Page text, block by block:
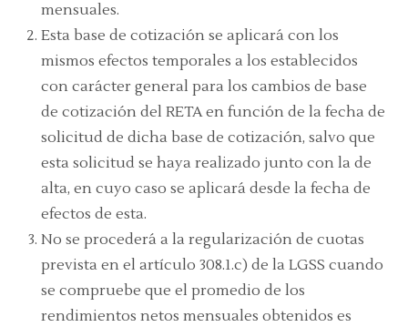
mensuales.
Esta base de cotización se aplicará con los
mismos efectos temporales a los establecidos
con carácter general para los cambios de base
de cotización del RETA en función de la fecha de
solicitud de dicha base de cotización, salvo que
esta solicitud se haya realizado junto con la de
alta, en cuyo caso se aplicará desde la fecha de
efectos de esta.
No se procederá a la regularización de cuotas
prevista en el artículo 308.1.c) de la LGSS cuando
se compruebe que el promedio de los
rendimientos netos mensuales obtenidos es